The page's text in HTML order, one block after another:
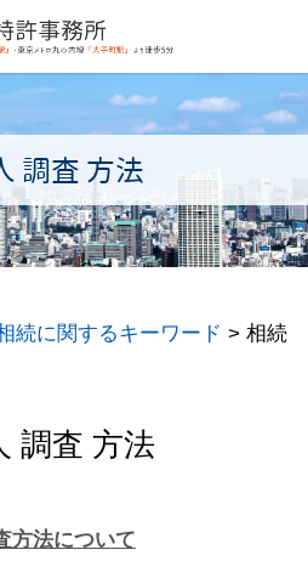
調査 方法
続に関するキーワード > 相続
調査 方法
方法について